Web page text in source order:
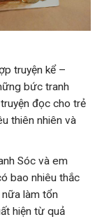
truyện kể –
bức tranh
đọc cho trẻ
thiên nhiên và
Sóc và em
bao nhiêu thắc
làm tổn
hiện từ quả